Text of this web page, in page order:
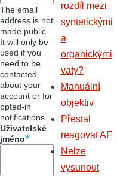
The email
address is not
made public.
It will only be
used if you
need to be
contacted
about your
account or for
opted-in
notifications.
Uživatelské
jméno
rozdíl mezi
syntetickými
a
organickými
vaty?
Manuální
objektiv
Přestal
reagovat AF
Nelze
vysunout